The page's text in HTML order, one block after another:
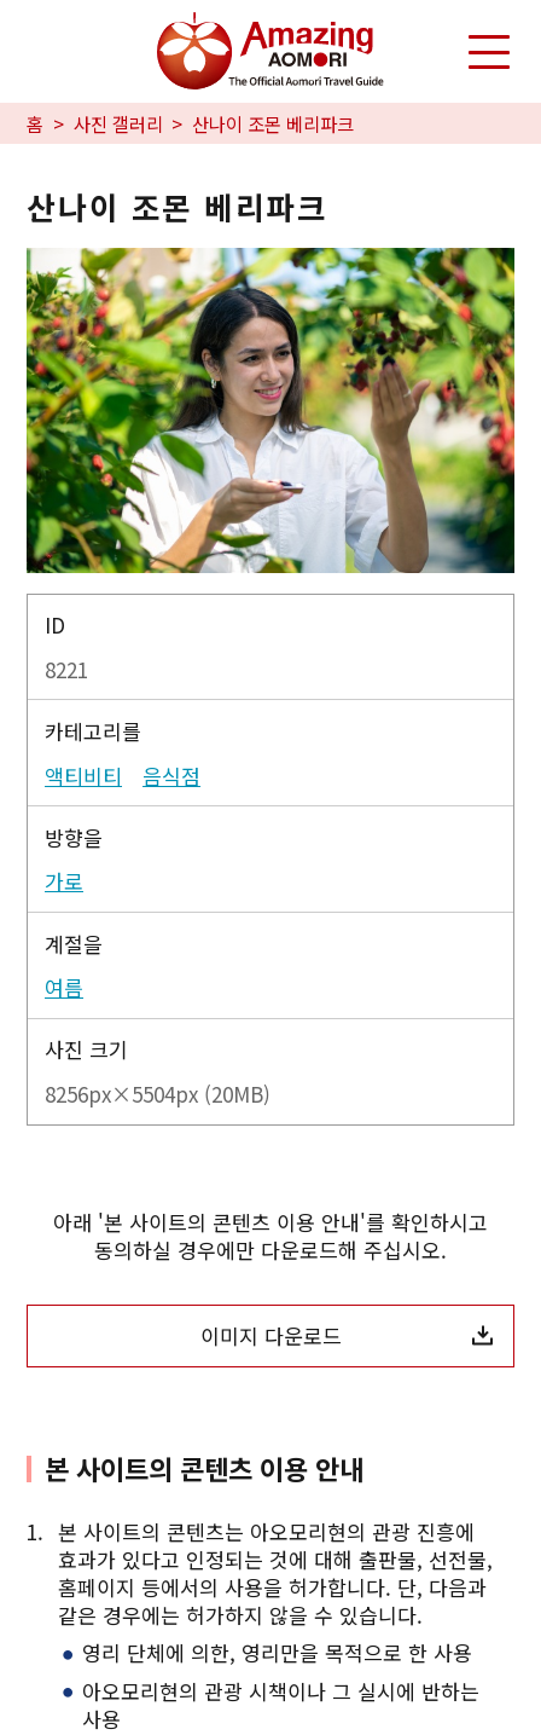
홈 사진 갤러리 산나이 조몬 베리파크
산나이 조몬 베리파크
ID
8221
카테고리를
액티비티
음식점
방향을
가로
계절을
여름
사진 크기
8256px×5504px (20MB)
아래 '본 사이트의 콘텐츠 이용 안내'를 확인하시고
동의하실 경우에만 다운로드해 주십시오.
이미지 다운로드
본 사이트의 콘텐츠 이용 안내
본 사이트의 콘텐츠는 아오모리현의 관광 진흥에
효과가 있다고 인정되는 것에 대해 출판물, 선전물,
홈페이지 등에서의 사용을 허가합니다. 단, 다음과
같은 경우에는 허가하지 않을 수 있습니다.
영리 단체에 의한, 영리만을 목적으로 한 사용
아오모리현의 관광 시책이나 그 실시에 반하는
사용
Twitter에 공유
Facebook에 공유